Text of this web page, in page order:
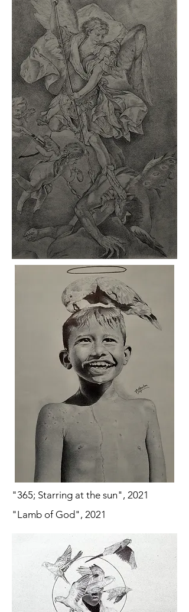
"365; Starring at the sun", 2021
"Lamb of God", 2021